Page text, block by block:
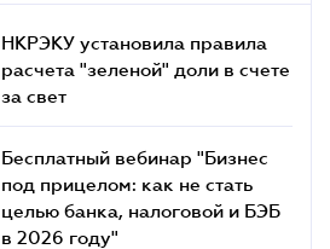
НКРЭКУ установила правила
расчета "зеленой" доли в счете
за свет
Бесплатный вебинар "Бизнес
под прицелом: как не стать
целью банка, налоговой и БЭБ
в 2026 году"